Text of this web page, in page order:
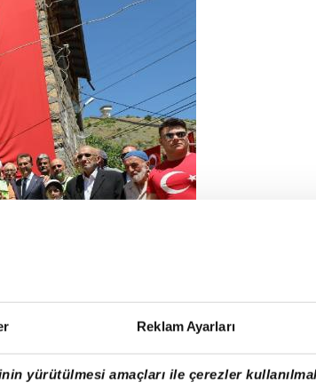
Reklam Ayarları
yürütülmesi amaçları ile çerezler
gerçekleştirilen anma